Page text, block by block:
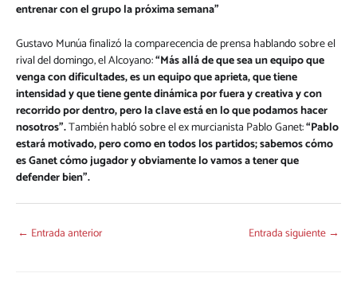
entrenar con el grupo la próxima semana”
Gustavo Munúa finalizó la comparecencia de prensa hablando sobre el
rival del domingo, el Alcoyano:“Más allá de que sea un equipo que
venga con dificultades, es un equipo que aprieta, que tiene
intensidad y que tiene gente dinámica por fuera y creativa y con
recorrido por dentro, pero la clave está en lo que podamos hacer
nosotros”.También habló sobre el ex murcianista Pablo Ganet:“Pablo
estará motivado, pero como en todos los partidos; sabemos cómo
es Ganet cómo jugador y obviamente lo vamos a tener que
defender bien”.
← Entrada anterior Entrada siguiente →